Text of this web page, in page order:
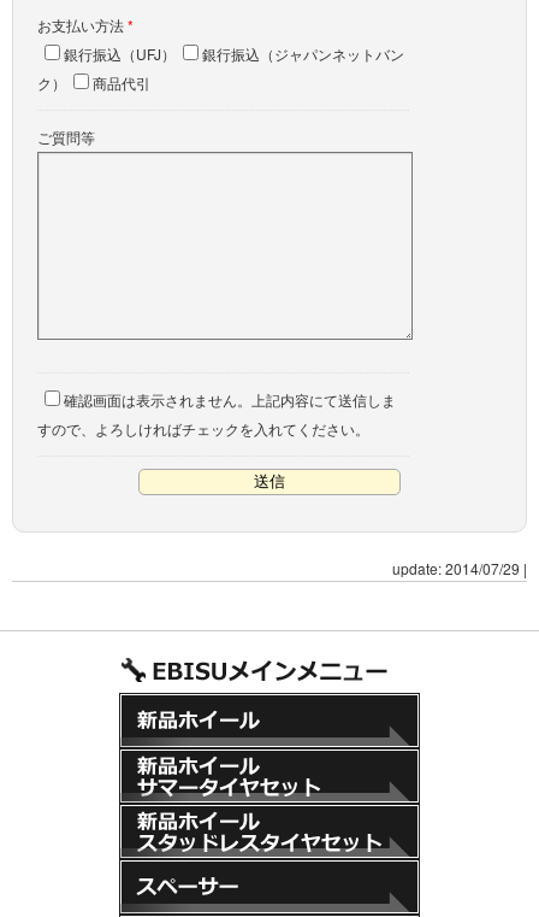
お支払い方法*
銀行振込（UFJ）
銀行振込（ジャパンネットバン
ク）
商品代引
ご質問等
確認画面は表示されません。上記内容にて送信しま
すので、よろしければチェックを入れてください。
update: 2014/07/29 |
新品ホイール
新品ホイール+サマータイヤセット
新品ホイール+スタッドレスタイヤセット